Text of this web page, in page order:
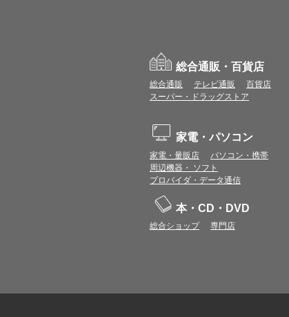
総合通販・百貨店
総合通販 テレビ通販
百貨店
スーパー・ドラッグストア
家電・パソコン
家電・量販店
パソコン・携帯
周辺機器・ ソフト
プロバイダ・データ通信
本・CD・DVD
総合ショップ 専門店